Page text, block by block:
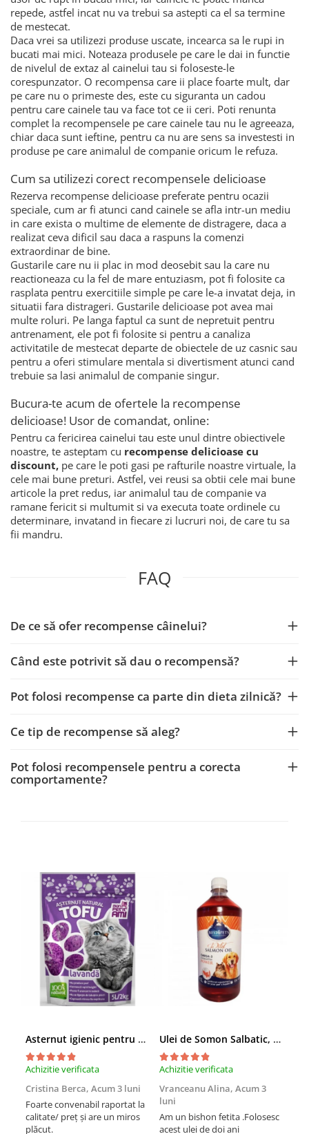
repede, astfel incat nu va trebui sa astepti ca el sa termine
de mestecat.
Daca vrei sa utilizezi produse uscate, incearca sa le rupi in
bucati mai mici. Noteaza produsele pe care le dai in functie
de nivelul de extaz al cainelui tau si foloseste-le
corespunzator. O recompensa care ii place foarte mult, dar
pe care nu o primeste des, este cu siguranta un cadou
pentru care cainele tau va face tot ce ii ceri. Poti renunta
complet la recompensele pe care cainele tau nu le agreeaza,
chiar daca sunt ieftine, pentru ca nu are sens sa investesti in
produse pe care animalul de companie oricum le refuza.
Cum sa utilizezi corect recompensele delicioase
Rezerva recompense delicioase preferate pentru ocazii
speciale, cum ar fi atunci cand cainele se afla intr-un mediu
in care exista o multime de elemente de distragere, daca a
realizat ceva dificil sau daca a raspuns la comenzi
extraordinar de bine.
Gustarile care nu ii plac in mod deosebit sau la care nu
reactioneaza cu la fel de mare entuziasm, pot fi folosite ca
rasplata pentru exercitiile simple pe care le-a invatat deja, in
situatii fara distrageri. Gustarile delicioase pot avea mai
multe roluri. Pe langa faptul ca sunt de nepretuit pentru
antrenament, ele pot fi folosite si pentru a canaliza
activitatile de mestecat departe de obiectele de uz casnic sau
pentru a oferi stimulare mentala si divertisment atunci cand
trebuie sa lasi animalul de companie singur.
Bucura-te acum de ofertele la recompense
delicioase! Usor de comandat, online:
Pentru ca fericirea cainelui tau este unul dintre obiectivele
noastre, te asteptam cu recompense delicioase cu
discount, pe care le poti gasi pe rafturile noastre virtuale, la
cele mai bune preturi. Astfel, vei reusi sa obtii cele mai bune
articole la pret redus, iar animalul tau de companie va
ramane fericit si multumit si va executa toate ordinele cu
determinare, invatand in fiecare zi lucruri noi, de care tu sa
fii mandru.
FAQ
De ce să ofer recompense câinelui?
Când este potrivit să dau o recompensă?
Pot folosi recompense ca parte din dieta zilnică?
Ce tip de recompense să aleg?
Pot folosi recompensele pentru a corecta
comportamente?
Asternut igienic pentru pisici Tofu Lavanda, Mon Petit 5 l
Achizitie verificata
Cristina Berca, Acum 3 luni
Foarte convenabil raportat la
calitate/ preț și are un miros
plăcut.
Ulei de Somon Salbatic, câini și pisici, piele si blană, BEST4PETS, 1l
Achizitie verificata
Vranceanu Alina, Acum 3
luni
Am un bishon fetita .Folosesc
acest ulei de doi ani